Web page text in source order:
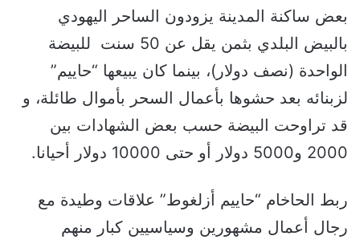
بعض ساكنة المدينة يزودون الساحر اليهودي
بالبيض البلدي بثمن يقل عن 50 سنت للبيضة
الواحدة (نصف دولار)، بينما كان يبيعها “حاييم”
لزبنائه بعد حشوها بأعمال السحر بأموال طائلة، و
قد تراوحت البيضة حسب بعض الشهادات بين
2000 و5000 دولار أو حتى 10000 دولار أحيانا.
ربط الحاخام “حاييم أزلغوط” علاقات وطيدة مع
رجال أعمال مشهورين وسياسيين كبار منهم